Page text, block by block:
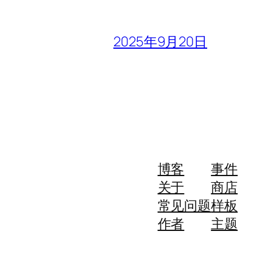
2025年9月20日
博客
关于
常见问题
作者
事件
商店
样板
主题